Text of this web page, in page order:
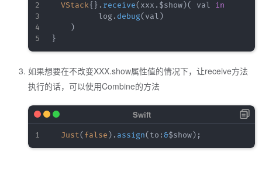
VStack{ } . receive( xxx . $show)( val in
          log
. debug( val )
)
}
如果想要在不改变XXX.show属性值的情况下，让receive方法
执行的话，可以使用Combine的方法
Just( false ) . assign( to :&$show) ;